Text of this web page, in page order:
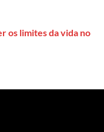
os limites da vida no